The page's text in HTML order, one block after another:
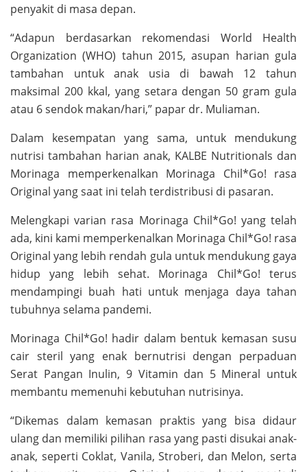
penyakit di masa depan.
“Adapun berdasarkan rekomendasi World Health
Organization (WHO) tahun 2015, asupan harian gula
tambahan untuk anak usia di bawah 12 tahun
maksimal 200 kkal, yang setara dengan 50 gram gula
atau 6 sendok makan/hari,” papar dr. Muliaman.
Dalam kesempatan yang sama, untuk mendukung
nutrisi tambahan harian anak, KALBE Nutritionals dan
Morinaga memperkenalkan Morinaga Chil*Go! rasa
Original yang saat ini telah terdistribusi di pasaran.
Melengkapi varian rasa Morinaga Chil*Go! yang telah
ada, kini kami memperkenalkan Morinaga Chil*Go! rasa
Original yang lebih rendah gula untuk mendukung gaya
hidup yang lebih sehat. Morinaga Chil*Go! terus
mendampingi buah hati untuk menjaga daya tahan
tubuhnya selama pandemi.
Morinaga Chil*Go! hadir dalam bentuk kemasan susu
cair steril yang enak bernutrisi dengan perpaduan
Serat Pangan Inulin, 9 Vitamin dan 5 Mineral untuk
membantu memenuhi kebutuhan nutrisinya.
“Dikemas dalam kemasan praktis yang bisa didaur
ulang dan memiliki pilihan rasa yang pasti disukai anak-
anak, seperti Coklat, Vanila, Stroberi, dan Melon, serta